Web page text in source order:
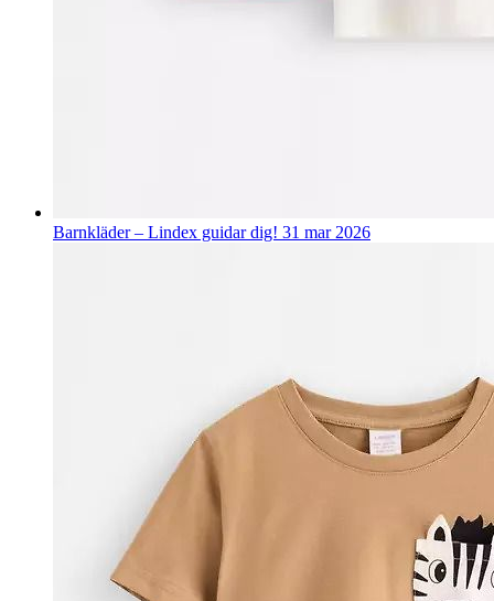
Barnkläder – Lindex guidar dig! 31 mar 2026